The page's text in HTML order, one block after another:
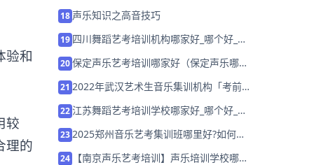
验和
较
理的
18 声乐知识之高音技巧
19 四川舞蹈艺考培训机构哪家好_哪个好_学
20保定声乐艺考培训哪家好（保定声乐哪儿
21 2022年武汉艺术生音乐集训机构「考前集
22江苏舞蹈艺考培训学校哪家好_哪个好_学
232025郑州音乐艺考集训班哪里好?如何选
24
【南京声乐艺考培训】声乐培训学校哪家